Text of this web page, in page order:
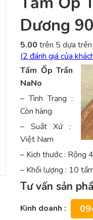
Dương
5.00 trên 5 dựa trên
(2 đánh giá của
Tấm Ốp Trần
NaNo
– Tình Trạng :
Còn hàng
– Suất Xứ :
Việt Nam
– Kich thước : Rộng
– Khối lượng : 10
Tư vấn sản
Kinh doanh :